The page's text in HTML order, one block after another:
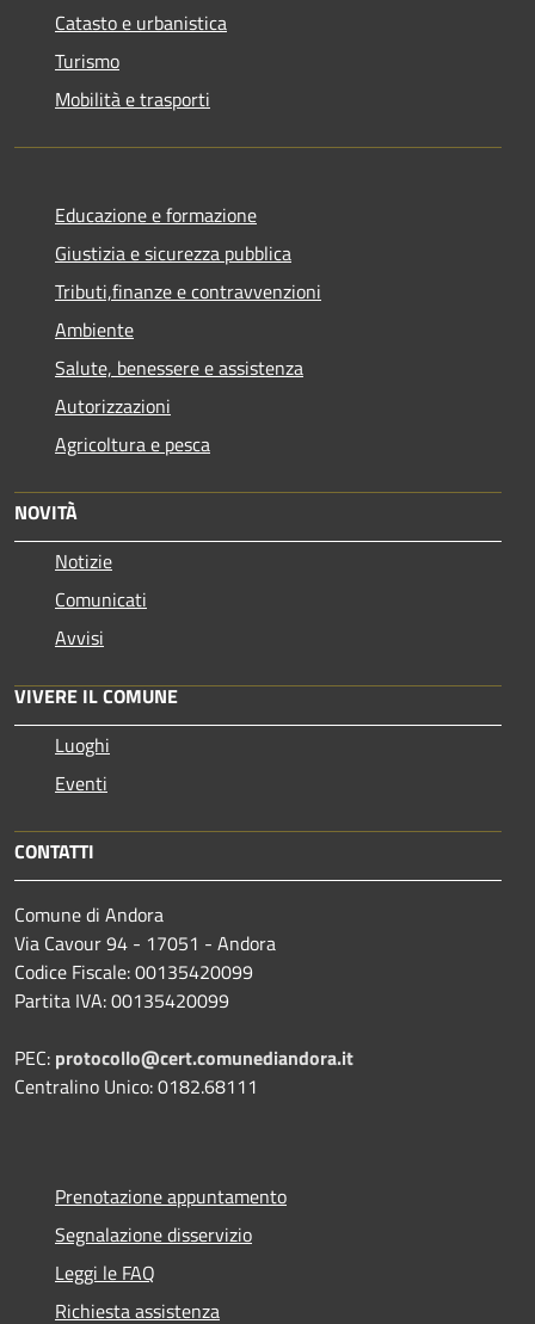
Catasto e urbanistica
Turismo
Mobilità e trasporti
Educazione e formazione
Giustizia e sicurezza pubblica
Tributi,finanze e contravvenzioni
Ambiente
Salute, benessere e assistenza
Autorizzazioni
Agricoltura e pesca
NOVITÀ
Notizie
Comunicati
Avvisi
VIVERE IL COMUNE
Luoghi
Eventi
CONTATTI
Comune di Andora
Via Cavour 94 - 17051 - Andora
Codice Fiscale: 00135420099
Partita IVA: 00135420099
PEC: protocollo@cert.comunediandora.it
Centralino Unico: 0182.68111
Prenotazione appuntamento
Segnalazione disservizio
Leggi le FAQ
Richiesta assistenza